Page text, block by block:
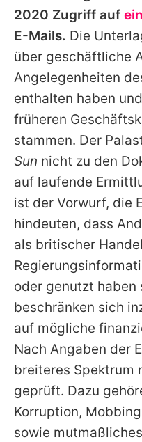
2020 Zugriff auf
E-Mails. Die
über geschäftliche
Angelegenheiten
enthalten haben
früheren
stammen. Der
Sun nicht zu den
auf laufende
ist der Vorwurf, die
hindeuten, dass
als britischer
oder genutzt haben
beschränken sich
auf mögliche
Nach Angaben der
breiteres Spektrum
geprüft. Dazu
Korruption,
sowie